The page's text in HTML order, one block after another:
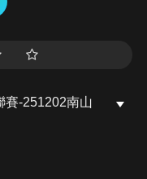
賽-251202南山